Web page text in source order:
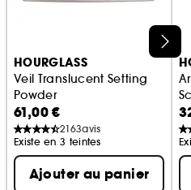
HOURGLASS
Veil Translucent Setting
Powder
Poudre Fixante Translucide
61,00 €
2163avis
Existe en 3 teintes
Ajouter au panier